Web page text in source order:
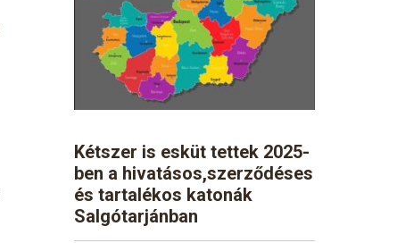
Kétszer is esküt tettek 2025-
ben a hivatásos,szerződéses
és tartalékos katonák
Salgótarjánban